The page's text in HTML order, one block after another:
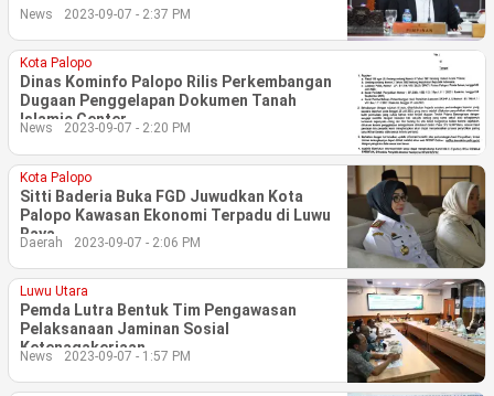
©
Copyright
2026
berita-
sulsel.com
.
Right
Reserved
News 2023-09-07 - 2:37 PM
Kota Palopo
Dinas Kominfo Palopo Rilis Perkembangan
Dugaan Penggelapan Dokumen Tanah
Islamic Center
News 2023-09-07 - 2:20 PM
Kota Palopo
Sitti Baderia Buka FGD Juwudkan Kota
Palopo Kawasan Ekonomi Terpadu di Luwu
Raya
Daerah 2023-09-07 - 2:06 PM
Luwu Utara
Pemda Lutra Bentuk Tim Pengawasan
Pelaksanaan Jaminan Sosial
Ketenagakerjaan
News 2023-09-07 - 1:57 PM